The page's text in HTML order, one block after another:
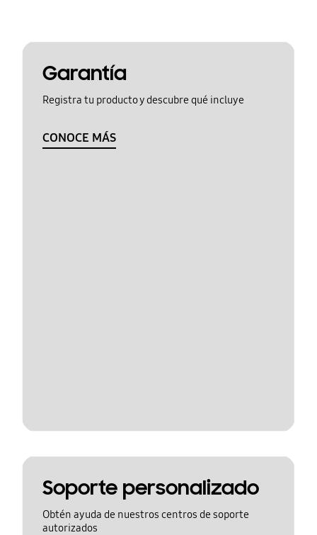
Garantía
Registra tu producto y descubre qué incluye
CONOCE MÁS
Soporte personalizado
Obtén ayuda de nuestros centros de soporte
autorizados